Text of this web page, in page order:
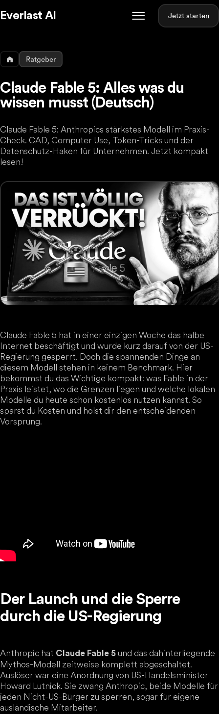
Everlast AI Jetzt starten
Ratgeber
Claude Fable 5: Alles was du
wissen musst (Deutsch)
Claude Fable 5: Anthropics stärkstes Modell im Praxis-
Check. CAD, Computer Use, Token-Tricks und der
Datenschutz-Haken für Unternehmen. Jetzt kompakt
lesen!
Claude Fable 5 hat in einer einzigen Woche das halbe
Internet beschäftigt und wurde kurz darauf von der US-
Regierung gesperrt. Doch die spannenden Dinge an
diesem Modell stehen in keinem Benchmark. Hier
bekommst du das Wichtige kompakt: was Fable in der
Praxis leistet, wo die Grenzen liegen und welche lokalen
Modelle du heute schon kostenlos nutzen kannst. So
sparst du Kosten und holst dir den entscheidenden
Vorsprung.
Der Launch und die Sperre
durch die US-Regierung
Anthropic hat Claude Fable 5 und das dahinterliegende
Mythos-Modell zeitweise komplett abgeschaltet.
Auslöser war eine Anordnung von US-Handelsminister
Howard Lutnick. Sie zwang Anthropic, beide Modelle für
jeden Nicht-US-Bürger zu sperren, sogar für eigene
ausländische Mitarbeiter.